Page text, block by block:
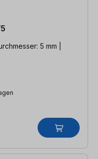
5 mm |